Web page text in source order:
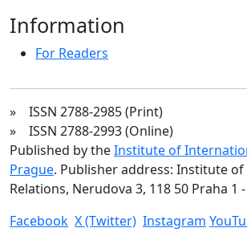
Information
For Readers
» ISSN 2788-2985 (Print)
» ISSN 2788-2993 (Online)
Published by theInstitute of
Prague. Publisher address: Institute
Relations, Nerudova 3, 118 50 Praha 1
Facebook X (Twitter) Instagram